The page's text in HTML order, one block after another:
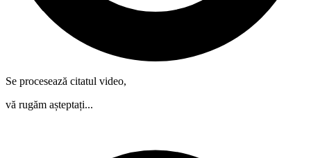
Se procesează citatul video,
vă rugăm așteptați...